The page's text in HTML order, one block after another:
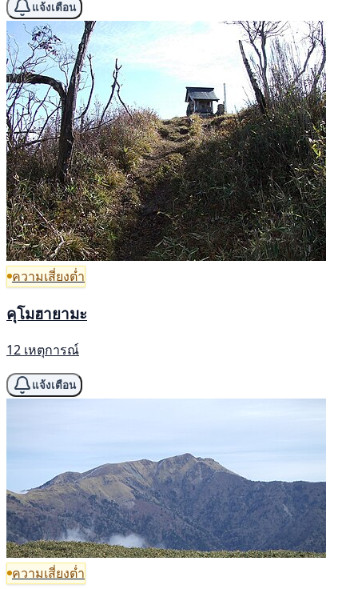
แจ้งเตือน
ความเสี่ยงต่ำ
คุโมฮายามะ
12 เหตุการณ์
แจ้งเตือน
ความเสี่ยงต่ำ